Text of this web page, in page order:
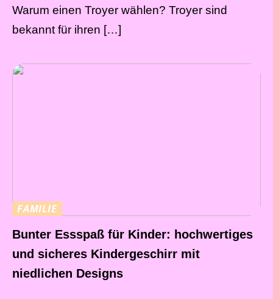
Warum einen Troyer wählen? Troyer sind
bekannt für ihren […]
FAMILIE
Bunter Essspaß für Kinder: hochwertiges
und sicheres Kindergeschirr mit
niedlichen Designs